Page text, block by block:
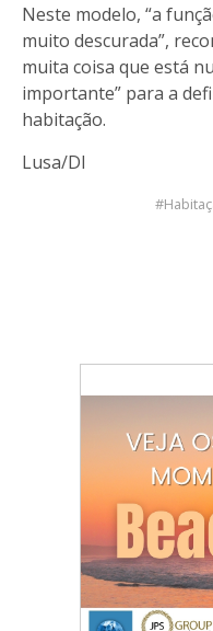
Neste modelo, “a
muito descurada”,
muita coisa que está
importante” para a
habitação.
Lusa/DI